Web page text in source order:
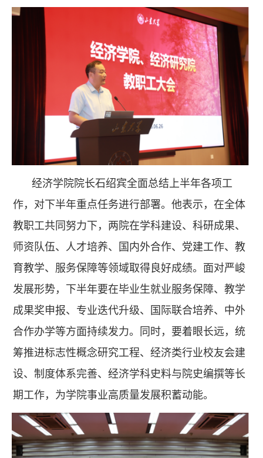
经济学院院长石绍宾全面总结上半年各项工
作，对下半年重点任务进行部署。他表示，在全体
教职工共同努力下，两院在学科建设、科研成果、
师资队伍、人才培养、国内外合作、党建工作、教
育教学、服务保障等领域取得良好成绩。面对严峻
发展形势，下半年要在毕业生就业服务保障、教学
成果奖申报、专业迭代升级、国际联合培养、中外
合作办学等方面持续发力。同时，要着眼长远，统
筹推进标志性概念研究工程、经济类行业校友会建
设、制度体系完善、经济学科史料与院史编撰等长
期工作，为学院事业高质量发展积蓄动能。